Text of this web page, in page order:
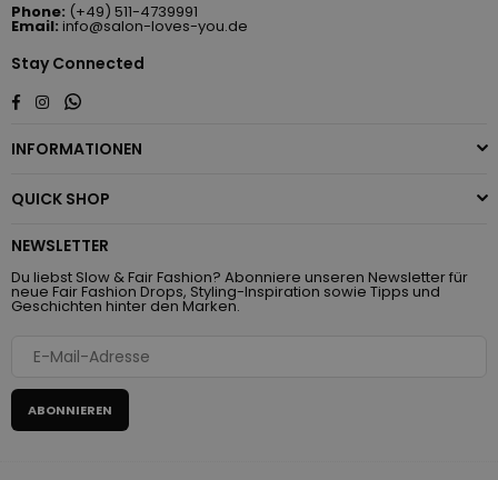
Phone: (+49) 511-4739991
Email: info@salon-loves-you.de
Stay Connected
Facebook
InstagramWhatsapp
INFORMATIONEN
QUICK SHOP
NEWSLETTER
Du liebst Slow & Fair Fashion? Abonniere unseren Newsletter für
neue Fair Fashion Drops, Styling-Inspiration sowie Tipps und
Geschichten hinter den Marken.
ABONNIEREN